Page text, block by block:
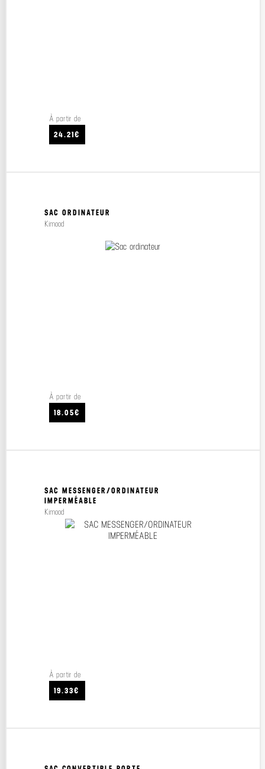
À partir de
24.21€
SAC ORDINATEUR
Kimood
À partir de
18.05€
SAC MESSENGER/ORDINATEUR
IMPERMÉABLE
Kimood
À partir de
19.33€